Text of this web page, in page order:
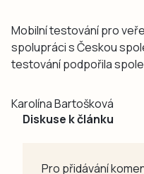
Mobilní testování pro
spolupráci s Českou
testování podpořila
Karolína Bartošková
Diskuse k článku
Pro přidávání